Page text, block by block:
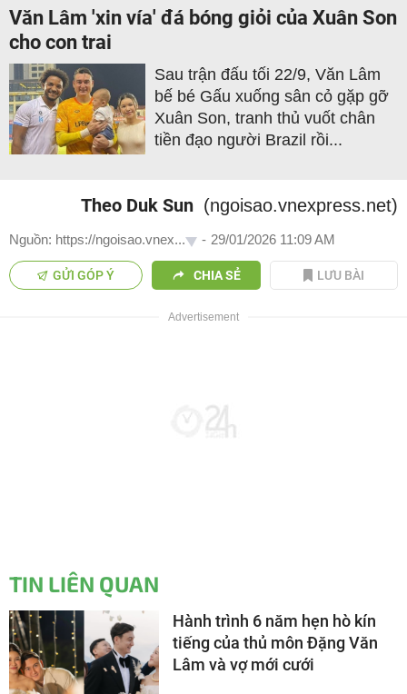
Văn Lâm 'xin vía' đá bóng giỏi của Xuân Son
cho con trai
Sau trận đấu tối 22/9, Văn Lâm
bế bé Gấu xuống sân cỏ gặp gỡ
Xuân Son, tranh thủ vuốt chân
tiền đạo người Brazil rồi...
Theo Duk Sun (ngoisao.vnexpress.net)
Nguồn: https://ngoisao.vnex... - 29/01/2026 11:09 AM
GỬI GÓP Ý CHIA SẺ LƯU BÀI
TIN LIÊN QUAN
Hành trình 6 năm hẹn hò kín
tiếng của thủ môn Đặng Văn
Lâm và vợ mới cưới